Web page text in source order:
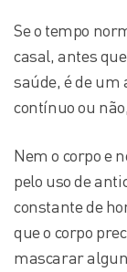
Se o tempo
casal, antes
saúde, é de um
contínuo ou
Nem o corpo e
pelo uso de
constante de
que o corpo
mascarar